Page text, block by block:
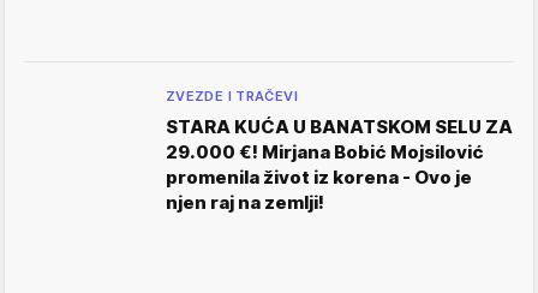
ZVEZDE I TRAČEVI
STARA KUĆA U BANATSKOM SELU ZA
29.000 €! Mirjana Bobić Mojsilović
promenila život iz korena - Ovo je
njen raj na zemlji!